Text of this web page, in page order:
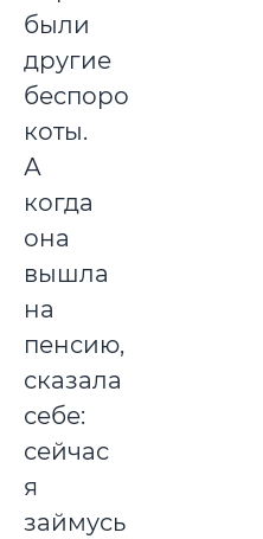
были
другие
беспородные
коты.
А
когда
она
вышла
на
пенсию,
сказала
себе:
сейчас
я
займусь